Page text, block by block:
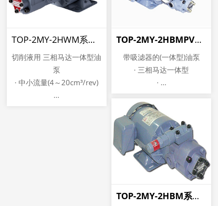
TOP-2MY-2HWM系列 切削液用NOP油泵
切削液用 三相马达一体型油
泵
· 中小流量(4～20cm³/rev)
...
TOP-2MY-2HBMPVB 清洁型带过滤器马达一体型NOP油泵
带吸滤器的(一体型)油泵
· 三相马达一体型
· ...
TOP-2MY-2HBM系列 马达一体型NOP油泵